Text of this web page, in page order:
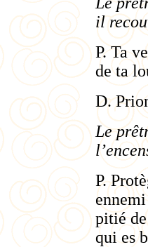
il
P. Ta
de ta
D.
Le
P.
pitié
qui es